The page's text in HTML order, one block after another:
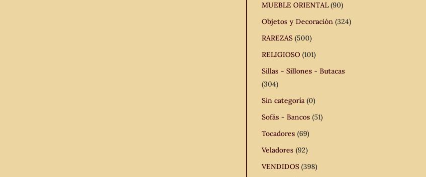
MUEBLE ORIENTAL (90)
Objetos y Decoración (324)
RAREZAS (500)
RELIGIOSO (101)
Sillas - Sillones - Butacas
(304)
Sin categoría (0)
Sofás - Bancos (51)
Tocadores (69)
Veladores (92)
VENDIDOS (398)